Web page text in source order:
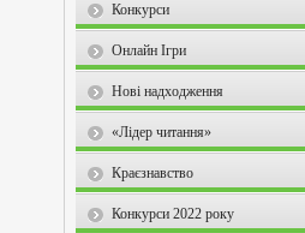
Конкурси
Онлайн Ігри
Нові надходження
«Лідер читання»
Краєзнавство
Конкурси 2022 року